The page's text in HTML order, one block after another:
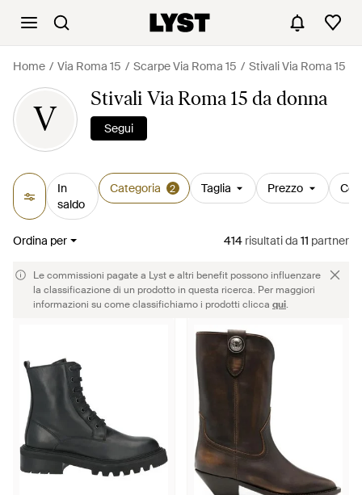
Home Via Roma 15 Scarpe Via Roma 15 Stivali Via Roma 15
V
Stivali Via Roma 15 da donna
Segui
In
saldo
Categoria 2 Taglia Prezzo
Ordina per 414 risultatida 11 partner
Le commissioni pagate a Lyst e altri benefit possono influenzare
la classificazione di un prodotto in questa ricerca. Per maggiori
informazioni su come classifichiamo i prodotti clicca qui.